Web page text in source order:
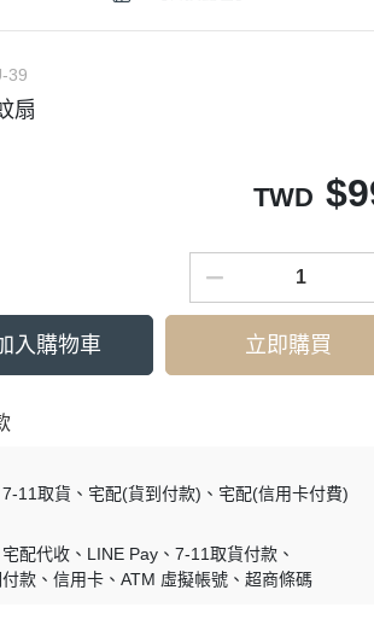
39
扇
TWD $
入購物車 立即購買
7-11取貨 宅配(貨到付款)
宅配(信用卡付費)
宅配代收 LINE Pay
7-11取貨付款
款
信用卡 ATM 虛擬帳號 超商條碼